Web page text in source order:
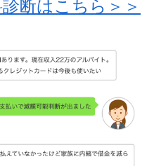
断はこちら＞＞